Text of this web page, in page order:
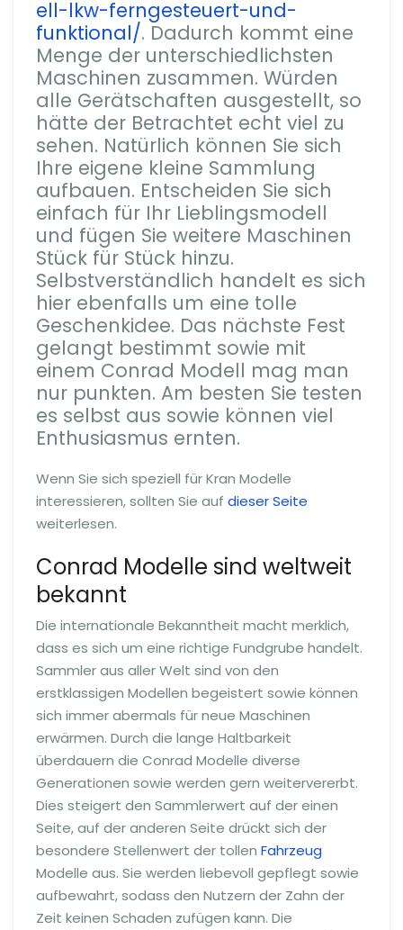
ell-lkw-ferngesteuert-und-
funktional/. Dadurch kommt eine
Menge der unterschiedlichsten
Maschinen zusammen. Würden
alle Gerätschaften ausgestellt, so
hätte der Betrachtet echt viel zu
sehen. Natürlich können Sie sich
Ihre eigene kleine Sammlung
aufbauen. Entscheiden Sie sich
einfach für Ihr Lieblingsmodell
und fügen Sie weitere Maschinen
Stück für Stück hinzu.
Selbstverständlich handelt es sich
hier ebenfalls um eine tolle
Geschenkidee. Das nächste Fest
gelangt bestimmt sowie mit
einem Conrad Modell mag man
nur punkten. Am besten Sie testen
es selbst aus sowie können viel
Enthusiasmus ernten.
Wenn Sie sich speziell für Kran Modelle
interessieren, sollten Sie auf dieser Seite
weiterlesen.
Conrad Modelle sind weltweit
bekannt
Die internationale Bekanntheit macht merklich,
dass es sich um eine richtige Fundgrube handelt.
Sammler aus aller Welt sind von den
erstklassigen Modellen begeistert sowie können
sich immer abermals für neue Maschinen
erwärmen. Durch die lange Haltbarkeit
überdauern die Conrad Modelle diverse
Generationen sowie werden gern weitervererbt.
Dies steigert den Sammlerwert auf der einen
Seite, auf der anderen Seite drückt sich der
besondere Stellenwert der tollen Fahrzeug
Modelle aus. Sie werden liebevoll gepflegt sowie
aufbewahrt, sodass den Nutzern der Zahn der
Zeit keinen Schaden zufügen kann. Die